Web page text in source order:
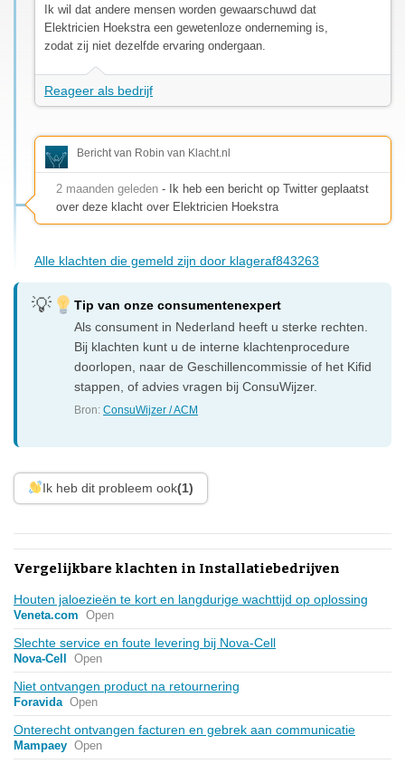
Ik wil dat andere mensen worden gewaarschuwd dat
Elektricien Hoekstra een gewetenloze onderneming is,
zodat zij niet dezelfde ervaring ondergaan.
Reageer als bedrijf
Bericht van Robin van Klacht.nl
2 maanden geleden - Ik heb een bericht op Twitter geplaatst
over deze klacht over Elektricien Hoekstra
Alle klachten die gemeld zijn door klageraf843263
Tip van onze consumentenexpert
Als consument in Nederland heeft u sterke rechten.
Bij klachten kunt u de interne klachtenprocedure
doorlopen, naar de Geschillencommissie of het Kifid
stappen, of advies vragen bij ConsuWijzer.
Bron:ConsuWijzer / ACM
Ik heb dit probleem ook(1)
Vergelijkbare klachten in Installatiebedrijven
Houten jaloezieën te kort en langdurige wachttijd op oplossing
Veneta.com Open
Slechte service en foute levering bij Nova-Cell
Nova-Cell Open
Niet ontvangen product na retournering
Foravida Open
Onterecht ontvangen facturen en gebrek aan communicatie
Mampaey Open